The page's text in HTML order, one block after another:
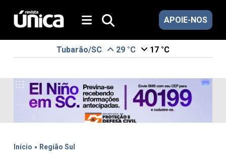
APOIE-NOS
Tubarão/SC 29 °C 17 °C
Início . Região Sul